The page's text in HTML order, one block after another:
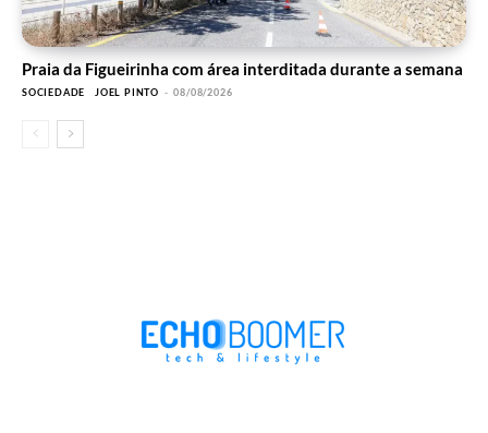
Praia da Figueirinha com área interditada durante a semana
SOCIEDADE JOEL PINTO - 08/08/2026